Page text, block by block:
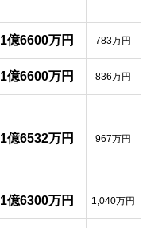
1億6600万円 783万円
1億6600万円 836万円
1億6532万円 967万円
1億6300万円 1,040万円